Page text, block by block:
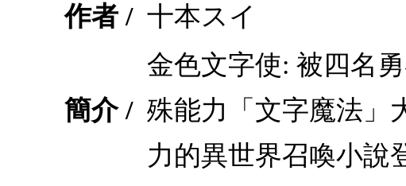
作者 / 十本スイ
簡介 /
金色文字使: 被四名
殊能力「文字魔法
力的異世界召喚小說